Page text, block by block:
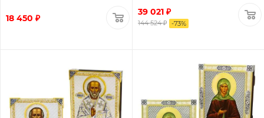
18 450 ₽
39 021 ₽
144 524 ₽ -73%